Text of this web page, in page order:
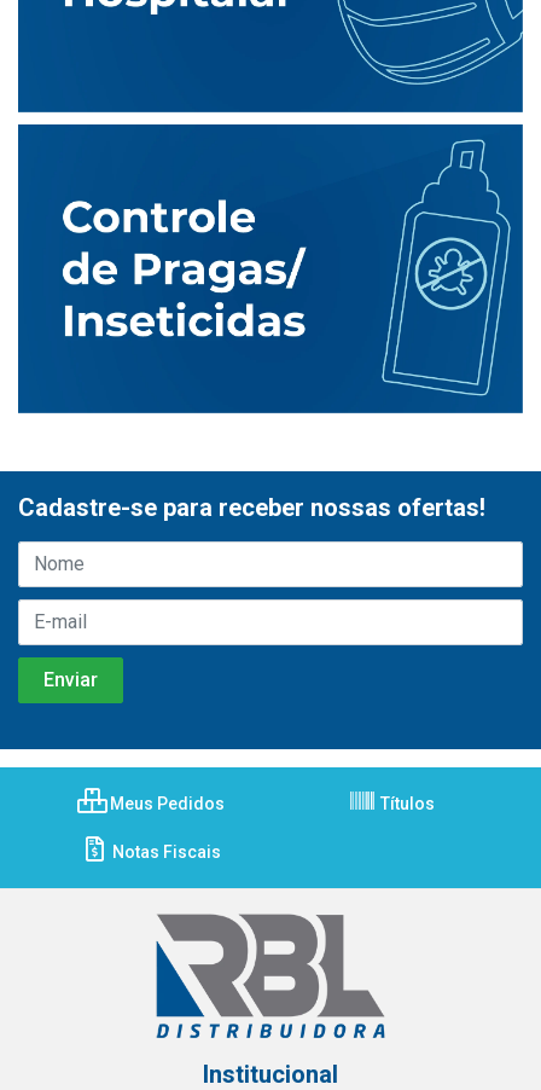
Cadastre-se para receber nossas ofertas!
Meus Pedidos Títulos
Notas Fiscais
Institucional